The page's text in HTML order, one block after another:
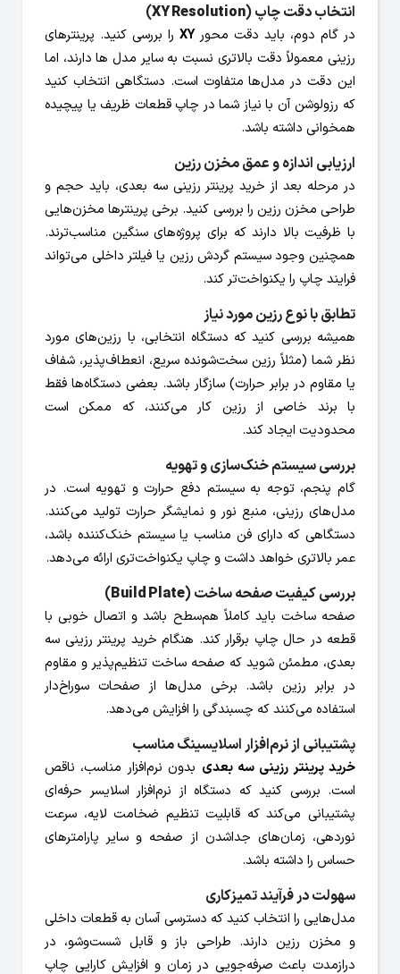
انتخاب دقت چاپ (XY Resolution
)
در گام دوم، باید دقت محورXY را بررسی کنید. پرینترهای
رزینی معمولاً دقت بالاتری نسبت به سایر مدل ها دارند، اما
این دقت در مدل‌ها متفاوت است. دستگاهی انتخاب کنید
که رزولوشن آن با نیاز شما در چاپ قطعات ظریف یا پیچیده
همخوانی داشته باشد.
ارزیابی اندازه و عمق مخزن رزین
در مرحله بعد از خرید پرینتر رزینی سه بعدی، باید حجم و
طراحی مخزن رزین را بررسی کنید. برخی پرینترها مخزن‌هایی
با ظرفیت بالا دارند که برای پروژه‌های سنگین مناسب‌ترند.
همچنین وجود سیستم گردش رزین یا فیلتر داخلی می‌تواند
فرایند چاپ را یکنواخت‌تر کند.
تطابق با نوع رزین مورد نیاز
همیشه بررسی کنید که دستگاه انتخابی، با رزین‌های مورد
نظر شما (مثلاً رزین سخت‌شونده سریع، انعطاف‌پذیر، شفاف
یا مقاوم در برابر حرارت) سازگار باشد. بعضی دستگاه‌ها فقط
با برند خاصی از رزین کار می‌کنند، که ممکن است
محدودیت ایجاد کند.
بررسی سیستم خنک‌سازی و تهویه
گام پنجم، توجه به سیستم دفع حرارت و تهویه است. در
مدل‌های رزینی، منبع نور و نمایشگر حرارت تولید می‌کنند.
دستگاهی که دارای فن مناسب یا سیستم خنک‌کننده باشد،
عمر بالاتری خواهد داشت و چاپ یکنواخت‌تری ارائه می‌دهد.
بررسی کیفیت صفحه ساخت (Build Plate
)
صفحه ساخت باید کاملاً هم‌سطح باشد و اتصال خوبی با
قطعه در حال چاپ برقرار کند. هنگام خرید پرینتر رزینی سه
بعدی، مطمئن شوید که صفحه ساخت تنظیم‌پذیر و مقاوم
در برابر رزین باشد. برخی مدل‌ها از صفحات سوراخ‌دار
استفاده می‌کنند که چسبندگی را افزایش می‌دهد.
پشتیبانی از نرم‌افزار اسلایسینگ مناسب
خرید پرینتر رزینی سه بعدی بدون نرم‌افزار مناسب، ناقص
است. بررسی کنید که دستگاه از نرم‌افزار اسلایسر حرفه‌ای
پشتیبانی می‌کند که قابلیت تنظیم ضخامت لایه، سرعت
نوردهی، زمان‌های جداشدن از صفحه و سایر پارامترهای
حساس را داشته باشد.
سهولت در فرآیند تمیزکاری
مدل‌هایی را انتخاب کنید که دسترسی آسان به قطعات داخلی
و مخزن رزین دارند. طراحی باز و قابل شست‌وشو، در
درازمدت باعث صرفه‌جویی در زمان و افزایش کارایی چاپ